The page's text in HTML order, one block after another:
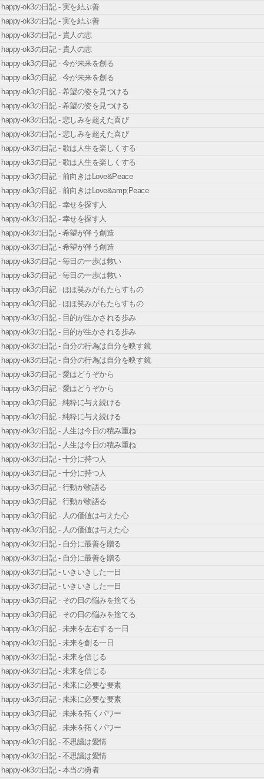
happy-ok3の日記 - 実を結ぶ善
happy-ok3の日記 - 実を結ぶ善
happy-ok3の日記 - 貴人の志
happy-ok3の日記 - 貴人の志
happy-ok3の日記 - 今が未来を創る
happy-ok3の日記 - 今が未来を創る
happy-ok3の日記 - 希望の姿を見つける
happy-ok3の日記 - 希望の姿を見つける
happy-ok3の日記 - 悲しみを超えた喜び
happy-ok3の日記 - 悲しみを超えた喜び
happy-ok3の日記 - 歌は人生を楽しくする
happy-ok3の日記 - 歌は人生を楽しくする
happy-ok3の日記 - 前向きはLove&Peace
happy-ok3の日記 - 前向きはLove&amp;Peace
happy-ok3の日記 - 幸せを探す人
happy-ok3の日記 - 幸せを探す人
happy-ok3の日記 - 希望が伴う創造
happy-ok3の日記 - 希望が伴う創造
happy-ok3の日記 - 毎日の一歩は救い
happy-ok3の日記 - 毎日の一歩は救い
happy-ok3の日記 - ほほ笑みがもたらすもの
happy-ok3の日記 - ほほ笑みがもたらすもの
happy-ok3の日記 - 目的が生かされる歩み
happy-ok3の日記 - 目的が生かされる歩み
happy-ok3の日記 - 自分の行為は自分を映す鏡
happy-ok3の日記 - 自分の行為は自分を映す鏡
happy-ok3の日記 - 愛はどうぞから
happy-ok3の日記 - 愛はどうぞから
happy-ok3の日記 - 純粋に与え続ける
happy-ok3の日記 - 純粋に与え続ける
happy-ok3の日記 - 人生は今日の積み重ね
happy-ok3の日記 - 人生は今日の積み重ね
happy-ok3の日記 - 十分に持つ人
happy-ok3の日記 - 十分に持つ人
happy-ok3の日記 - 行動が物語る
happy-ok3の日記 - 行動が物語る
happy-ok3の日記 - 人の価値は与えた心
happy-ok3の日記 - 人の価値は与えた心
happy-ok3の日記 - 自分に最善を贈る
happy-ok3の日記 - 自分に最善を贈る
happy-ok3の日記 - いきいきした一日
happy-ok3の日記 - いきいきした一日
happy-ok3の日記 - その日の悩みを捨てる
happy-ok3の日記 - その日の悩みを捨てる
happy-ok3の日記 - 未来を左右する一日
happy-ok3の日記 - 未来を創る一日
happy-ok3の日記 - 未来を信じる
happy-ok3の日記 - 未来を信じる
happy-ok3の日記 - 未来に必要な要素
happy-ok3の日記 - 未来に必要な要素
happy-ok3の日記 - 未来を拓くパワー
happy-ok3の日記 - 未来を拓くパワー
happy-ok3の日記 - 不思議は愛情
happy-ok3の日記 - 不思議は愛情
happy-ok3の日記 - 本当の勇者